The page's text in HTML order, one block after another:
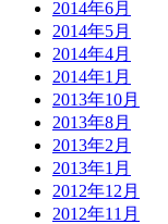
2014年6月
2014年5月
2014年4月
2014年1月
2013年10月
2013年8月
2013年2月
2013年1月
2012年12月
2012年11月